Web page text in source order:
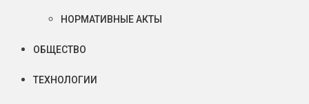
НОРМАТИВНЫЕ АКТЫ
ОБЩЕСТВО
ТЕХНОЛОГИИ